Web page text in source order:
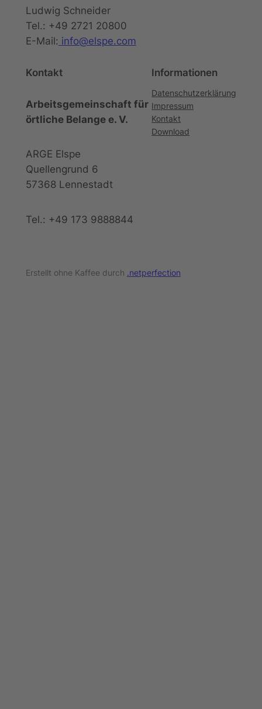
Ludwig Schneider
Tel.: +49 2721 20800
E-Mail: info@elspe.com
Kontakt
Arbeitsgemeinschaft für
örtliche Belange e. V.
ARGE Elspe
Quellengrund 6
57368 Lennestadt
Tel.: +49 173 9888844
Informationen
Datenschutzerklärung
Impressum
Kontakt
Download
Erstellt ohne Kaffee durch .netperfection